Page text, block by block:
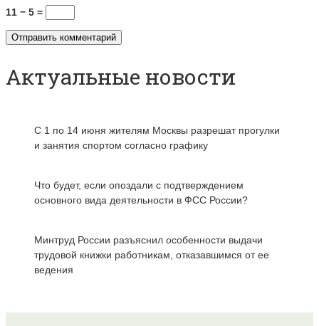
11 − 5 =
Актуальные новости
С 1 по 14 июня жителям Москвы разрешат прогулки
и занятия спортом согласно графику
Что будет, если опоздали с подтверждением
основного вида деятельности в ФСС России?
Минтруд России разъяснил особенности выдачи
трудовой книжки работникам, отказавшимся от ее
ведения